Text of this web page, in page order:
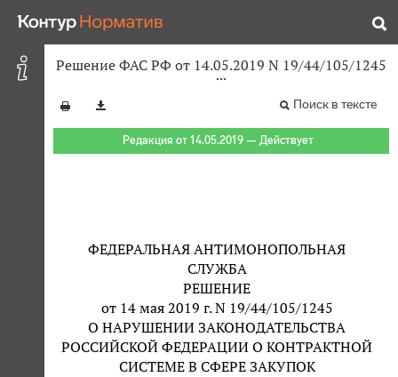
Решение ФАС РФ от 14.05.2019 N 19/44/105/1245
Поиск в тексте
Редакция от 14.05.2019 — Действует
ФЕДЕРАЛЬНАЯ АНТИМОНОПОЛЬНАЯ
СЛУЖБА
РЕШЕНИЕ
от 14 мая 2019 г. N 19/44/105/1245
О НАРУШЕНИИ ЗАКОНОДАТЕЛЬСТВА
РОССИЙСКОЙ ФЕДЕРАЦИИ О КОНТРАКТНОЙ
СИСТЕМЕ В СФЕРЕ ЗАКУПОК